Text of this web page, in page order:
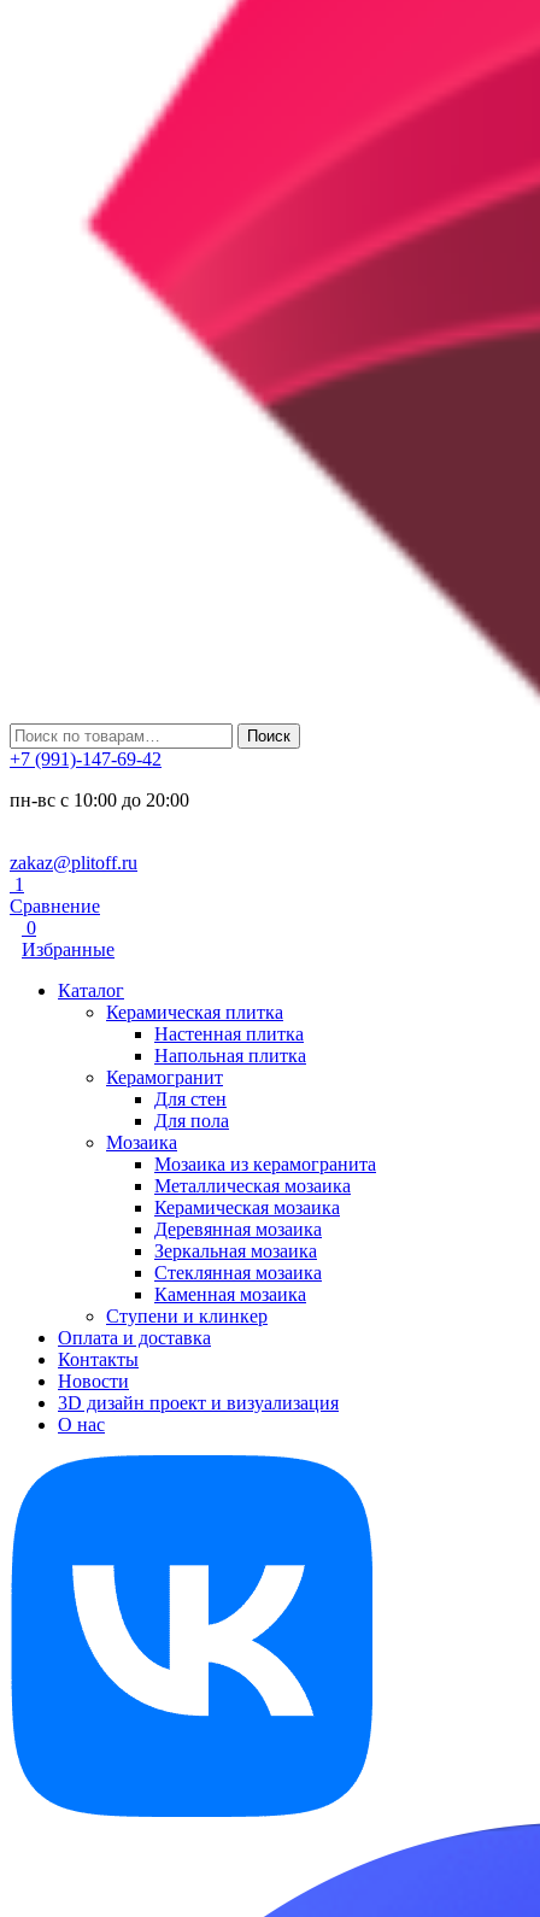
Искать: Поиск
+7 (991)-147-69-42
пн-вс с 10:00 до 20:00
zakaz@plitoff.ru
1
Сравнение
0
Избранные
Каталог
Керамическая плитка
Настенная плитка
Напольная плитка
Керамогранит
Для стен
Для пола
Мозаика
Мозаика из керамогранита
Металлическая мозаика
Керамическая мозаика
Деревянная мозаика
Зеркальная мозаика
Стеклянная мозаика
Каменная мозаика
Ступени и клинкер
Оплата и доставка
Контакты
Новости
3D дизайн проект и визуализация
О нас